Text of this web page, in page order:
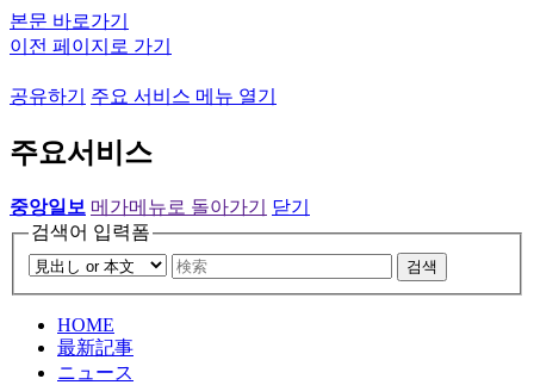
본문 바로가기
이전 페이지로 가기
공유하기 주요 서비스 메뉴 열기
주요서비스
중앙일보 메가메뉴로 돌아가기
닫기
검색어 입력폼
검색
HOME
最新記事
ニュース